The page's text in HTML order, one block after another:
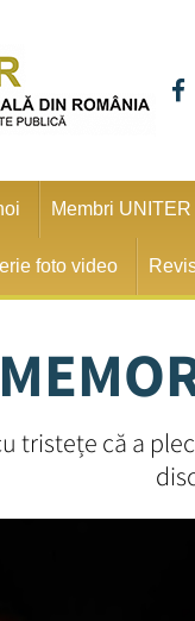
Membri UNITER
foto video
tristețe că a